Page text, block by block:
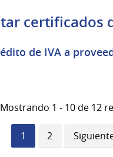
certificados
de IVA a
Mostrando 1 - 10 de 12
Página
actual
1 Página
2
página